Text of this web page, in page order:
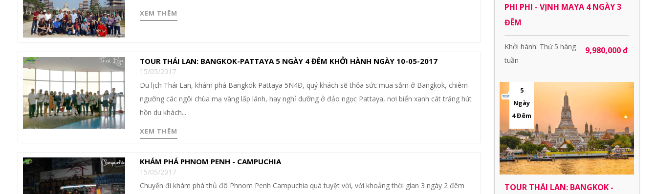
XEM THÊM
TOUR THÁI LAN: BANGKOK-PATTAYA 5 NGÀY 4 ĐÊM KHỞI HÀNH NGÀY 10-05-2017
15/05/2017
Du lịch Thái Lan, khám phá Bangkok Pattaya 5N4Đ, quý khách sẽ thỏa sức mua sắm ở Bangkok, chiêm
ngưỡng các ngôi chùa mạ vàng lấp lánh, hay nghỉ dưỡng ở đảo ngọc Pattaya, nơi biển xanh cát trắng hút
hồn du khách...
XEM THÊM
KHÁM PHÁ PHNOM PENH - CAMPUCHIA
15/05/2017
Chuyến đi khám phá thủ đô Phnom Penh Campuchia quá tuyệt vời, với khoảng thời gian 3 ngày 2 đêm
PHI PHI - VỊNH MAYA 4 NGÀY 3
ĐÊM
Khởi hành: Thứ 5 hàng
tuần
9,980,000 đ
5
Ngày
4 Đêm
TOUR THÁI LAN: BANGKOK -